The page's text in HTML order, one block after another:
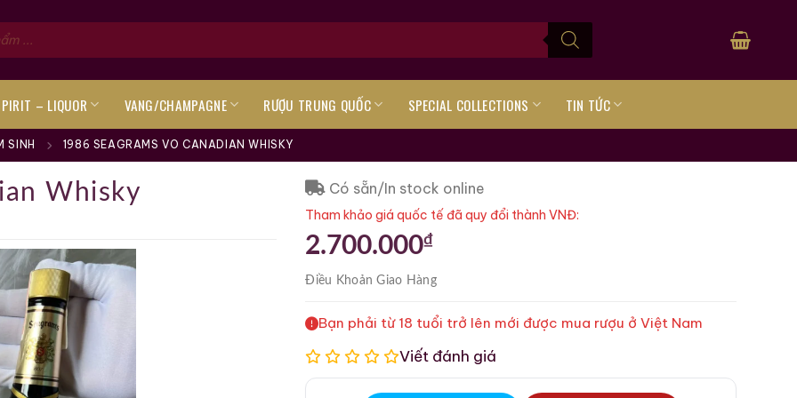
– LIQUOR VANG/CHAMPAGNE RƯỢU TRUNG QUỐC SPECIAL COLLECTIONS TIN TỨC
SINH 1986 SEAGRAMS VO CANADIAN WHISKY
Whisky Có sẵn/In stock online
Tham khảo giá quốc tế đã quy đổi thành VNĐ:
2.700.000₫
Điều KhoảnGiao Hàng
Bạn phải từ 18 tuổi trở lên mới được mua rượu ở Việt Nam
Viết đánh giá